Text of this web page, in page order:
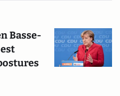
Basse-